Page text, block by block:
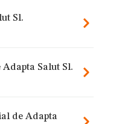
Sl.
Salut Sl.
de Adapta